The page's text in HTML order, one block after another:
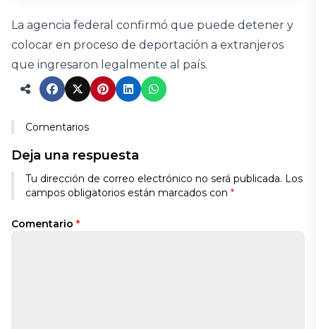
La agencia federal confirmó que puede detener y
colocar en proceso de deportación a extranjeros
que ingresaron legalmente al país.
Comentarios
Deja una respuesta
Tu dirección de correo electrónico no será publicada. Los
campos obligatorios están marcados con *
Comentario *